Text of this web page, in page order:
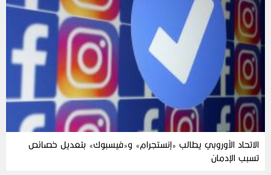
الاتحاد الأوروبي يطالب «إنستجرام» و«فيسبوك» بتعديل خصائص
تسبب الإدمان